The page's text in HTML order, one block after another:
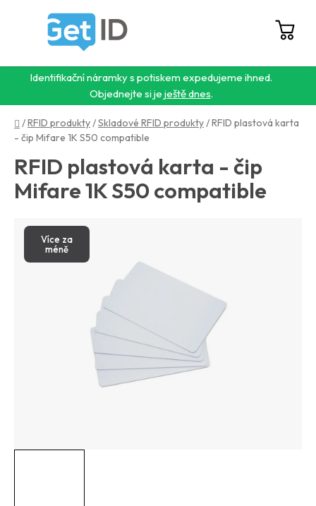
Identifikační náramky s potiskem expedujeme ihned.
Objednejte si je ještě dnes.
Hledat
Domů
/RFID produkty/Skladové RFID produkty/RFID plastová karta
- čip Mifare 1K S50 compatible
RFID plastová karta - čip
Mifare 1K S50 compatible
Více za
méně